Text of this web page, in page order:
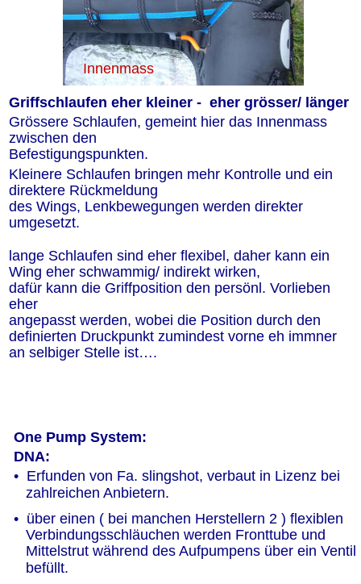
Innenmass
One Pump System:
DNA:
•  Erfunden von Fa. slingshot, verbaut in Lizenz bei
   zahlreichen Anbietern.
•  über einen ( bei manchen Herstellern 2 ) flexiblen
   Verbindungsschläuchen werden Fronttube und
   Mittelstrut während des Aufpumpens über ein Ventil
   befüllt.
Griffschlaufen eher kleiner -  eher grösser/ länger
Grössere Schlaufen, gemeint hier das Innenmass
zwischen den
Befestigungspunkten.
Kleinere Schlaufen bringen mehr Kontrolle und ein
direktere Rückmeldung
des Wings, Lenkbewegungen werden direkter
umgesetzt.
lange Schlaufen sind eher flexibel, daher kann ein
Wing eher schwammig/ indirekt wirken,
dafür kann die Griffposition den persönl. Vorlieben
eher
angepasst werden, wobei die Position durch den
definierten Druckpunkt zumindest vorne eh immner
an selbiger Stelle ist….